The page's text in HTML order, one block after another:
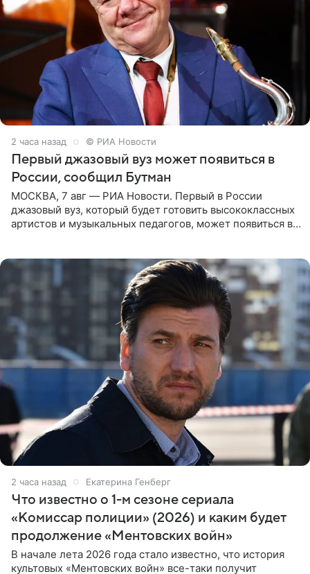
2 часа назад © РИА Новости
Первый джазовый вуз может появиться в
России, сообщил Бутман
МОСКВА, 7 авг — РИА Новости. Первый в России
джазовый вуз, который будет готовить высококлассных
артистов и музыкальных педагогов, может появиться в
2 часа назад Екатерина Генберг
Что известно о 1-м сезоне сериала
«Комиссар полиции» (2026) и каким будет
продолжение «Ментовских войн»
В начале лета 2026 года стало известно, что история
культовых «Ментовских войн» все-таки получит